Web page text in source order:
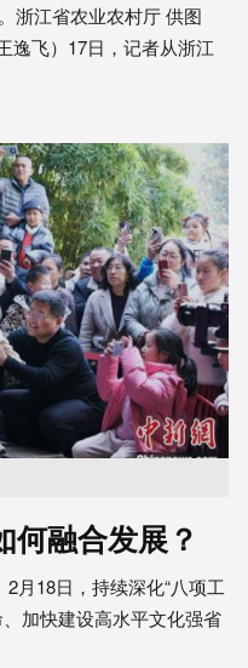
浙江省农业农村厅 供图
飞）17日，记者从浙江
何融合发展？
18日，持续深化“八项工
加快建设高水平文化强省